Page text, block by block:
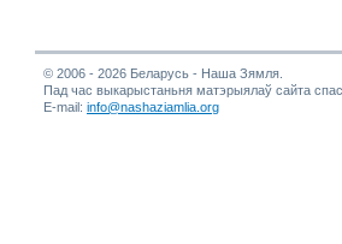
© 2006 - 2026 Беларусь - Наша Зямля.
Пад час выкарыстаньня матэрыялаў сайта
E-mail: info@nashaziamlia.org